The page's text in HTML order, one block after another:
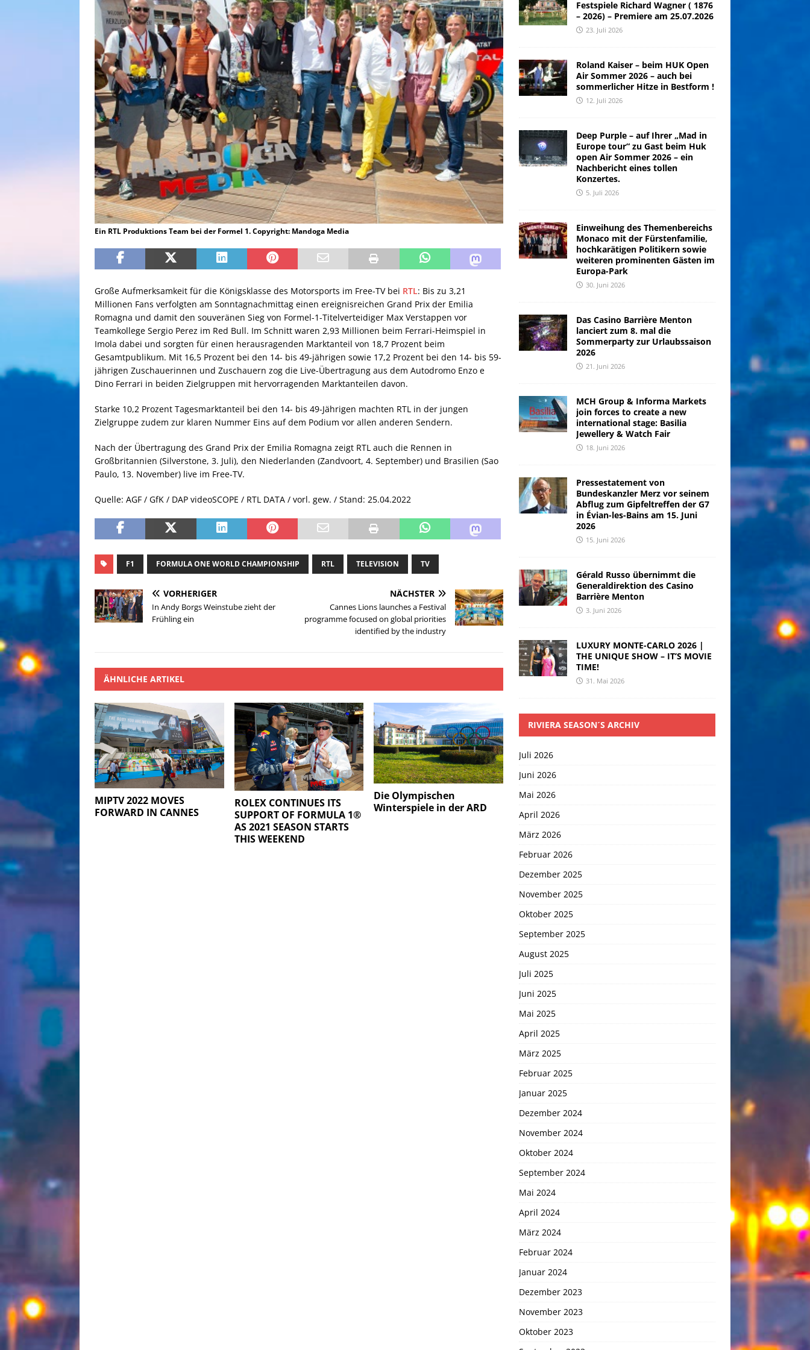
Ein RTL Produktions Team bei der Formel 1. Copyright: Mandoga Media
Große Aufmerksamkeit für die Königsklasse des Motorsports im Free-TV bei RTL: Bis zu 3,21
Millionen Fans verfolgten am Sonntagnachmittag einen ereignisreichen Grand Prix der Emilia
Romagna und damit den souveränen Sieg von Formel-1-Titelverteidiger Max Verstappen vor
Teamkollege Sergio Perez im Red Bull. Im Schnitt waren 2,93 Millionen beim Ferrari-Heimspiel in
Imola dabei und sorgten für einen herausragenden Marktanteil von 18,7 Prozent beim
Gesamtpublikum. Mit 16,5 Prozent bei den 14- bis 49-jährigen sowie 17,2 Prozent bei den 14- bis 59-
jährigen Zuschauerinnen und Zuschauern zog die Live-Übertragung aus dem Autodromo Enzo e
Dino Ferrari in beiden Zielgruppen mit hervorragenden Marktanteilen davon.
Starke 10,2 Prozent Tagesmarktanteil bei den 14- bis 49-Jährigen machten RTL in der jungen
Zielgruppe zudem zur klaren Nummer Eins auf dem Podium vor allen anderen Sendern.
Nach der Übertragung des Grand Prix der Emilia Romagna zeigt RTL auch die Rennen in
Großbritannien (Silverstone, 3. Juli), den Niederlanden (Zandvoort, 4. September) und Brasilien (Sao
Paulo, 13. November) live im Free-TV.
Quelle: AGF / GfK / DAP videoSCOPE / RTL DATA / vorl. gew. / Stand: 25.04.2022
F1 FORMULA ONE WORLD CHAMPIONSHIP RTL TELEVISION TV
VORHERIGER
In Andy Borgs Weinstube zieht der
Frühling ein
NÄCHSTER
Cannes Lions launches a Festival
programme focused on global priorities
identified by the industry
ÄHNLICHE ARTIKEL
MIPTV 2022 MOVES
FORWARD IN CANNES
ROLEX CONTINUES ITS
SUPPORT OF FORMULA 1®
AS 2021 SEASON STARTS
THIS WEEKEND
Die Olympischen
Winterspiele in der ARD
Festspiele Richard Wagner ( 1876
– 2026) – Premiere am 25.07.2026
23. Juli 2026
Roland Kaiser – beim HUK Open
Air Sommer 2026 – auch bei
sommerlicher Hitze in Bestform !
12. Juli 2026
Deep Purple – auf Ihrer „Mad in
Europe tour“ zu Gast beim Huk
open Air Sommer 2026 – ein
Nachbericht eines tollen
Konzertes.
5. Juli 2026
Einweihung des Themenbereichs
Monaco mit der Fürstenfamilie,
hochkarätigen Politikern sowie
weiteren prominenten Gästen im
Europa-Park
30. Juni 2026
Das Casino Barrière Menton
lanciert zum 8. mal die
Sommerparty zur Urlaubssaison
2026
21. Juni 2026
MCH Group & Informa Markets
join forces to create a new
international stage: Basilia
Jewellery & Watch Fair
18. Juni 2026
Pressestatement von
Bundeskanzler Merz vor seinem
Abflug zum Gipfeltreffen der G7
in Évian-les-Bains am 15. Juni
2026
15. Juni 2026
Gérald Russo übernimmt die
Generaldirektion des Casino
Barrière Menton
3. Juni 2026
LUXURY MONTE-CARLO 2026 |
THE UNIQUE SHOW – IT’S MOVIE
TIME!
31. Mai 2026
RIVIERA SEASON´S ARCHIV
Juli 2026
Juni 2026
Mai 2026
April 2026
März 2026
Februar 2026
Dezember 2025
November 2025
Oktober 2025
September 2025
August 2025
Juli 2025
Juni 2025
Mai 2025
April 2025
März 2025
Februar 2025
Januar 2025
Dezember 2024
November 2024
Oktober 2024
September 2024
Mai 2024
April 2024
März 2024
Februar 2024
Januar 2024
Dezember 2023
November 2023
Oktober 2023